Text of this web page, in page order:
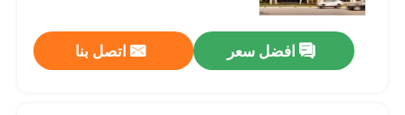
افضل سعر اتصل بنا